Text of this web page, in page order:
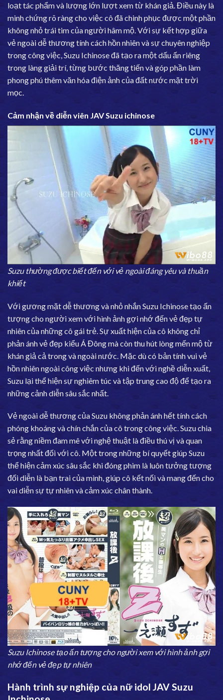
loạt tác phẩm và lượng lớn lượt xem từ khán giả. Điều này là
minh chứng rõ ràng cho việc cô đã chinh phục được một phần
không nhỏ trái tim của người hâm mộ. Với sự kết hợp giữa
vẻ ngoài dễ thương tính cách hồn nhiên và sự chuyên nghiệp
trong công việc, Suzu Ichinose đã tạo ra một dấu ấn riêng
trong làng giải trí, từng bước thăng tiến và góp phần làm
phong phú thêm văn hóa điện ảnh của đất nước mặt trời
mọc.
Cảm nhận về diễn viên JAV Suzu ichinose
Suzu thường được biết đến với vẻ ngoài đáng yêu và thuần
khiết
Với gương mặt dễ thương và nhỏ nhắn Suzu Ichinose tạo ấn
tượng cho người xem với hình ảnh gợi nhớ đến vẻ đẹp tự
nhiên của những cô gái trẻ. Sự xuất hiện của cô không chỉ
phản ánh vẻ đẹp kiểu Á Đông mà còn thu hút lòng mến mộ từ
khán giả cả trong và ngoài nước. Mặc dù có bản tính vui vẻ
hồn nhiên ngoài công việc nhưng khi đến với nghề diễn xuất,
Suzu lại thể hiện sự nghiêm túc và tập trung cao độ để tạo ra
những cảnh diễn sâu sắc nhất.
Vẻ ngoài dễ thương của Suzu không phản ánh hết tính cách
phóng khoáng và chín chắn của cô trong công việc. Suzu chia
sẻ rằng niềm đam mê với nghệ thuật là điều thú vị và quan
trọng nhất đối với cô. Một trong những bí quyết giúp Suzu
thể hiện cảm xúc sâu sắc khi đóng phim là luôn tưởng tượng
đối diễn là bạn trai của mình, giúp cô kết nối và mang đến cho
vai diễn sự tự nhiên và cảm xúc chân thành.
Suzu Ichinose tạo ấn tượng cho người xem với hình ảnh gợi
nhớ đến vẻ đẹp tự nhiên
Hành trình sự nghiệp của nữ idol JAV Suzu